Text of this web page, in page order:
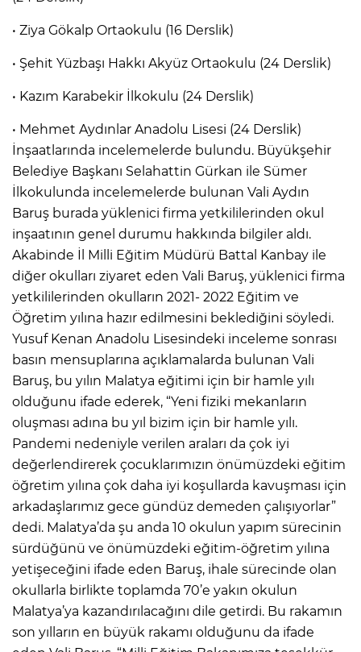
• Ziya Gökalp Ortaokulu (16 Derslik)
• Şehit Yüzbaşı Hakkı Akyüz Ortaokulu (24 Derslik)
• Kazım Karabekir İlkokulu (24 Derslik)
• Mehmet Aydınlar Anadolu Lisesi (24 Derslik)
İnşaatlarında incelemelerde bulundu. Büyükşehir
Belediye Başkanı Selahattin Gürkan ile Sümer
İlkokulunda incelemelerde bulunan Vali Aydın
Baruş burada yüklenici firma yetkililerinden okul
inşaatının genel durumu hakkında bilgiler aldı.
Akabinde İl Milli Eğitim Müdürü Battal Kanbay ile
diğer okulları ziyaret eden Vali Baruş, yüklenici firma
yetkililerinden okulların 2021- 2022 Eğitim ve
Öğretim yılına hazır edilmesini beklediğini söyledi.
Yusuf Kenan Anadolu Lisesindeki inceleme sonrası
basın mensuplarına açıklamalarda bulunan Vali
Baruş, bu yılın Malatya eğitimi için bir hamle yılı
olduğunu ifade ederek, “Yeni fiziki mekanların
oluşması adına bu yıl bizim için bir hamle yılı.
Pandemi nedeniyle verilen araları da çok iyi
değerlendirerek çocuklarımızın önümüzdeki eğitim
öğretim yılına çok daha iyi koşullarda kavuşması için
arkadaşlarımız gece gündüz demeden çalışıyorlar”
dedi. Malatya’da şu anda 10 okulun yapım sürecinin
sürdüğünü ve önümüzdeki eğitim-öğretim yılına
yetişeceğini ifade eden Baruş, ihale sürecinde olan
okullarla birlikte toplamda 70’e yakın okulun
Malatya’ya kazandırılacağını dile getirdi. Bu rakamın
son yılların en büyük rakamı olduğunu da ifade